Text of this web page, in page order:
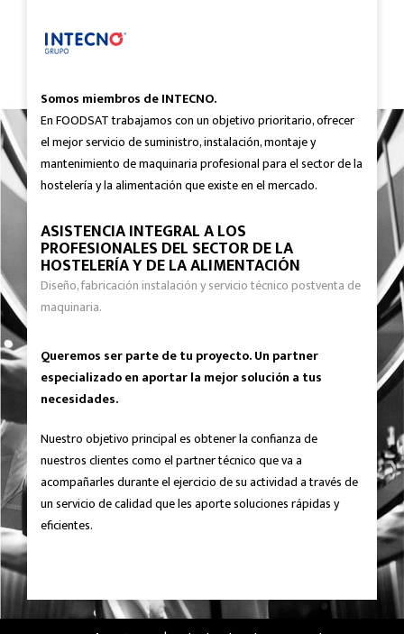
Somos miembros de INTECNO.
En FOODSAT trabajamos con un objetivo prioritario, ofrecer
el mejor servicio de suministro, instalación, montaje y
mantenimiento de maquinaria profesional para el sector de la
hostelería y la alimentación que existe en el mercado.
ASISTENCIA INTEGRAL A LOS
PROFESIONALES DEL SECTOR DE LA
HOSTELERÍA Y DE LA ALIMENTACIÓN
Diseño, fabricación instalación y servicio técnico postventa de
maquinaria.
Queremos ser parte de tu proyecto. Un partner
especializado en aportar la mejor solución a tus
necesidades.
Nuestro objetivo principal es obtener la confianza de
nuestros clientes como el partner técnico que va a
acompañarles durante el ejercicio de su actividad a través de
un servicio de calidad que les aporte soluciones rápidas y
eficientes.